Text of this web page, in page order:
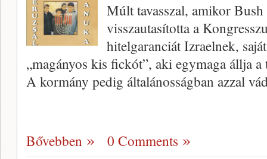
Múlt tavasszal, amikor
visszautasította a
hitelgaranciát Izraelnek,
„magányos kis fickót”, aki egymaga állja
A kormány pedig általánosságban azzal
Bővebben 0 Comments